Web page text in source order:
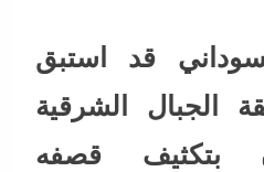
قد استبق
الجبال الشرقية
بتكثيف قصفه